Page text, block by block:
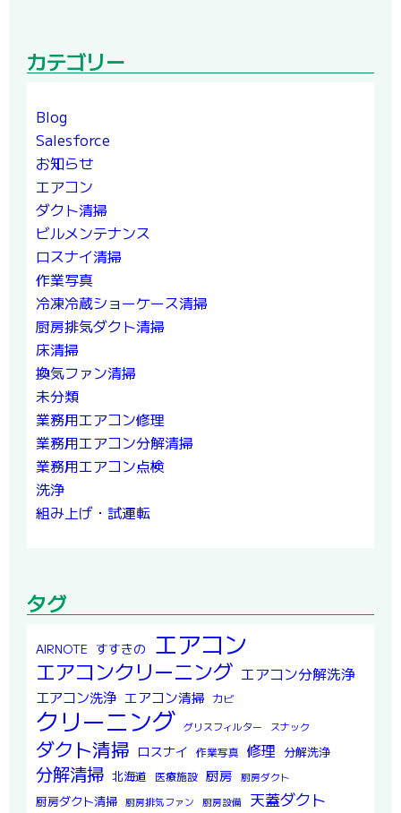
カテゴリー
Blog
Salesforce
お知らせ
エアコン
ダクト清掃
ビルメンテナンス
ロスナイ清掃
作業写真
冷凍冷蔵ショーケース清掃
厨房排気ダクト清掃
床清掃
換気ファン清掃
未分類
業務用エアコン修理
業務用エアコン分解清掃
業務用エアコン点検
洗浄
組み上げ・試運転
タグ
AIRNOTE すすきの エアコン
エアコンクリーニング エアコン分解洗浄
エアコン洗浄 エアコン清掃 カビ
クリーニング グリスフィルター スナック
ダクト清掃 ロスナイ 作業写真 修理 分解洗浄
分解清掃 北海道 医療施設 厨房 厨房ダクト
厨房ダクト清掃 厨房排気ファン 厨房設備 天蓋ダクト